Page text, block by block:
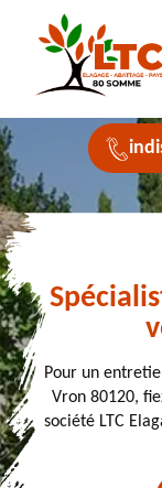
Pour un
Vron 80120,
société LTC